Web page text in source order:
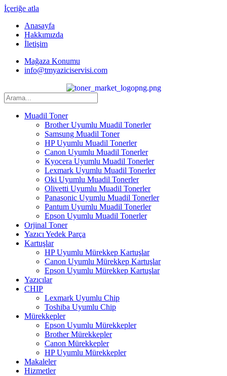
İçeriğe atla
Anasayfa
Hakkımızda
İletişim
Mağaza Konumu
info@tmyaziciservisi.com
Muadil Toner
Brother Uyumlu Muadil Tonerler
Samsung Muadil Toner
HP Uyumlu Muadil Tonerler
Canon Uyumlu Muadil Tonerler
Kyocera Uyumlu Muadil Tonerler
Lexmark Uyumlu Muadil Tonerler
Oki Uyumlu Muadil Tonerler
Olivetti Uyumlu Muadil Tonerler
Panasonic Uyumlu Muadil Tonerler
Pantum Uyumlu Muadil Tonerler
Epson Uyumlu Muadil Tonerler
Orjinal Toner
Yazıcı Yedek Parça
Kartuşlar
HP Uyumlu Mürekkep Kartuşlar
Canon Uyumlu Mürekkep Kartuşlar
Epson Uyumlu Mürekkep Kartuşlar
Yazıcılar
CHIP
Lexmark Uyumlu Chip
Toshiba Uyumlu Chip
Mürekkepler
Epson Uyumlu Mürekkepler
Brother Mürekkepler
Canon Mürekkepler
HP Uyumlu Mürekkepler
Makaleler
Hizmetler